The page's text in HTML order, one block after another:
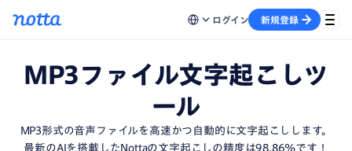
ログイン 新規登録
MP3ファイル文字起こしツ
ール
MP3形式の音声ファイルを高速かつ自動的に文字起こしします。
最新のAIを搭載したNottaの文字起こしの精度は98.86%です！